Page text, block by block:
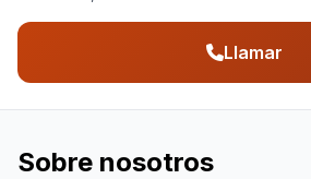
Llamar
Sobre nosotros